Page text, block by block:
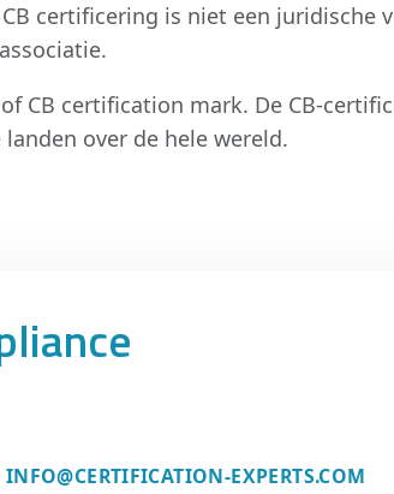
certificering is niet een juridische
CB certification mark. De CB-
over de hele wereld.
INFO@CERTIFICATION-EXPERTS.COM